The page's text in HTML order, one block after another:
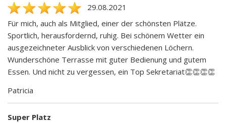
29.08.2021
Für mich, auch als Mitglied, einer der schönsten Plätze.
Sportlich, herausfordernd, ruhig. Bei schönem Wetter ein
ausgezeichneter Ausblick von verschiedenen Löchern.
Wunderschöne Terrasse mit guter Bedienung und gutem
Essen. Und nicht zu vergessen, ein Top Sekretariat👏👏👏👏
Patricia
Super Platz